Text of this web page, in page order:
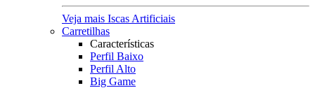
Veja mais Iscas Artificiais
Carretilhas
Características
Perfil Baixo
Perfil Alto
Big Game